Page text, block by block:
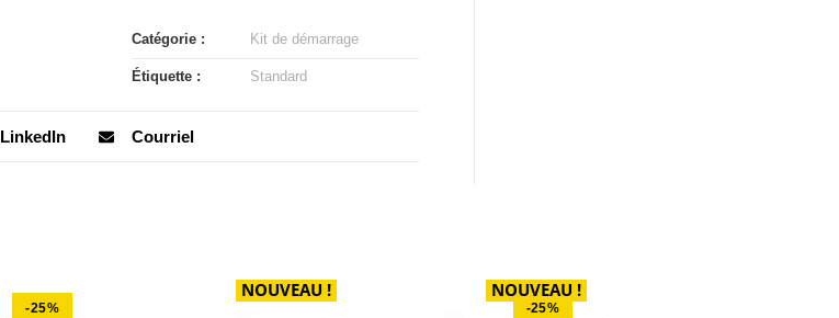
Catégorie : Kit de démarrage
Étiquette : Standard
LinkedIn Courriel
-25%
NOUVEAU ! NOUVEAU !
-25%